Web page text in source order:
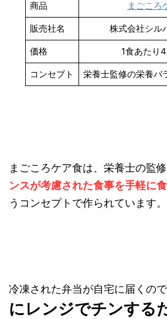
商品 まごころ
販売社名 株式会社シル
価格 1食あたり
コンセプト 栄養士監修の栄養バ
まごころケア食は、栄養士の監
ンスが考慮された食事を手軽に食
うコンセプトで作られています。
冷凍された弁当が自宅に届くので
にレンジでチンする